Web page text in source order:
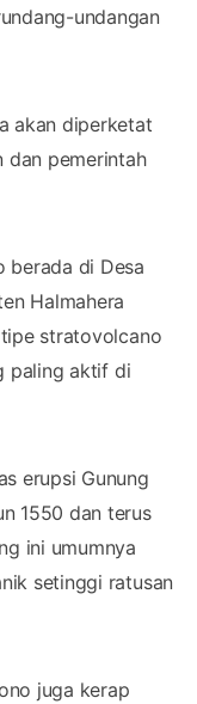
undangan
akan diperketat
dan pemerintah
berada di Desa
Halmahera
stratovolcano
paling aktif di
erupsi Gunung
1550 dan terus
ini umumnya
setinggi ratusan
juga kerap